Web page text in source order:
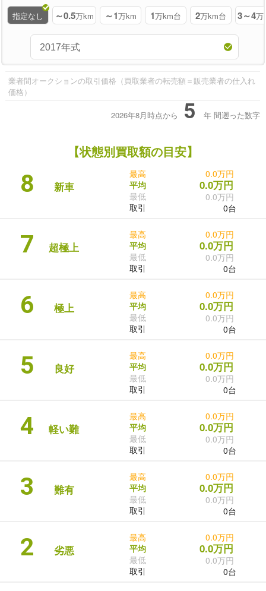
指定なし ～0.5万km ～1万km 1万km台 2万km台 3～4万
業者間オークションの取引価格（買取業者の転売額＝販売業者の仕入れ
価格）
2026年8月時点から 5 年 間遡った数字
【状態別買取額の目安】
8 新車
最高
平均
最低
取引
0.0万円
0.0万円
0.0万円
0台
7 超極上
最高
平均
最低
取引
0.0万円
0.0万円
0.0万円
0台
6 極上
最高
平均
最低
取引
0.0万円
0.0万円
0.0万円
0台
5 良好
最高
平均
最低
取引
0.0万円
0.0万円
0.0万円
0台
4 軽い難
最高
平均
最低
取引
0.0万円
0.0万円
0.0万円
0台
3 難有
最高
平均
最低
取引
0.0万円
0.0万円
0.0万円
0台
2 劣悪
最高
平均
最低
取引
0.0万円
0.0万円
0.0万円
0台